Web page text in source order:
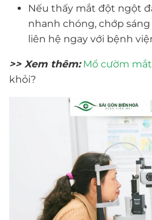
Nếu thấy mắt đột ngột
nhanh chóng, chớp
liên hệ ngay với bệnh
>> Xem thêm: Mổ cườm
khỏi?